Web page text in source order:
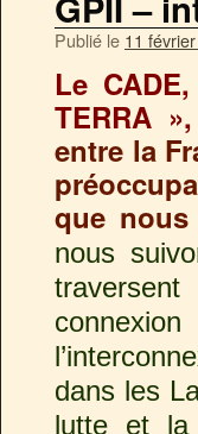
Publié le 11
Le
TERRA
entre la
que
nous
dans les
lutte et